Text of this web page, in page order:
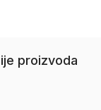
proizvoda